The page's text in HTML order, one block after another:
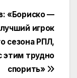
«Бориско —
лучший игрок
сезона РПЛ,
этим трудно
спорить»